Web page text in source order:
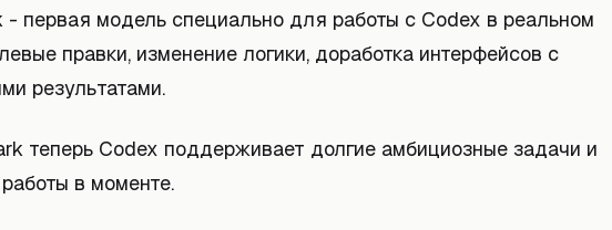
- первая модель специально для работы с Codex в реальном
правки, изменение логики, доработка интерфейсов с
результатами.
теперь Codex поддерживает долгие амбициозные задачи и
в моменте.